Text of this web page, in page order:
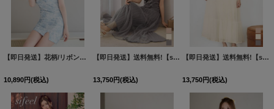
【即日発送】花柄/リボンショルダー/キャミソール/レース/チュール/ストレッチ/タイト/スリット/ミニドレス/キャバドレス【S-Mサイズ/2カラー】[OF03]【YN】dzjvCAC
10,890円(税込)
【即日発送】送料無料!【sifeel/シフィール】ノースリーブ/フロントジップ/リボン/シアー/チュール/レイヤード/フレア/ワンピースドレス/キャバドレス【S-Lサイズ/3カラー】[OF03] 【YN】dzyvLD
13,750円(税込)
【即日発送】送料無料!【sifeel/シフィール】ノースリーブ/フロントジップ/リボン/シアー/チュール/レイヤード/フレア/ワンピースドレス/キャバドレス【S-Lサイズ/3カラー】[OF03] 【YN】dzyvLD
13,750円(税込)